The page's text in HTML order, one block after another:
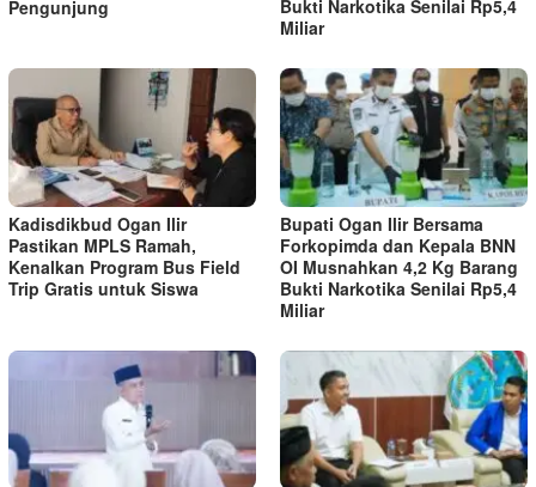
Pengunjung
Bukti Narkotika Senilai Rp5,4
Miliar
Kadisdikbud Ogan Ilir
Pastikan MPLS Ramah,
Kenalkan Program Bus Field
Trip Gratis untuk Siswa
Bupati Ogan Ilir Bersama
Forkopimda dan Kepala BNN
OI Musnahkan 4,2 Kg Barang
Bukti Narkotika Senilai Rp5,4
Miliar